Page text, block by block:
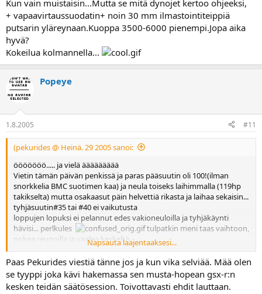
Kun vain muistaisin...Mutta se mitä dynojet kertoo ohjeeksi,
+ vapaavirtaussuodatin+ noin 30 mm ilmastointiteippiä
putsarin yläreynaan.Kuoppa 3500-6000 pienempi.Jopa aika
hyvä?
Kokeilua kolmannella...
Popeye
1.8.2005 #11
(pekurides @ Heinä. 29 2005 sanoi:
ööööööö..... ja vielä äääääääää
Vietin tämän päivän penkissä ja paras pääsuutin oli 100!(ilman
snorkkelia BMC suotimen kaa) ja neula toiseks laihimmalla (119hp
takikselta) mutta osakaasut päin helvettiä rikasta ja laihaa sekaisin...
tyhjäsuutin#35 tai #40 ei vaikutusta
loppujen lopuksi ei pelannut edes vakioneuloilla ja tyhjäkäynti
hävisi... perlkules
tulpatkin meni taas vaihtoon,
nokea reunoilla ja vaalea keskeltä.
Penkitys heebokin ihan ihmeissään...
Tultiin siihen tulokseen että pakko olla tukos tyhjäkäyntipiirissä,
huomenna raju putsis päälle ja rukousta perään
....katamariini lähtee ma. pikkasen turhaa stressiä pukkaa...
Napsauta laajentaaksesi...
Paas Pekurides viestiä tänne jos ja kun vika selviää. Mää olen
se tyyppi joka kävi hakemassa sen musta-hopean gsx-r:n
kesken teidän säätösession. Toivottavasti ehdit lauttaan.